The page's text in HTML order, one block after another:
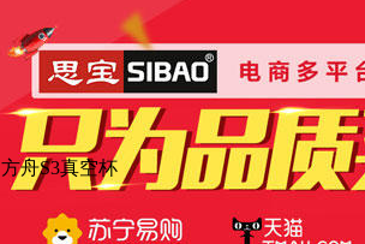
方舟S3真空杯